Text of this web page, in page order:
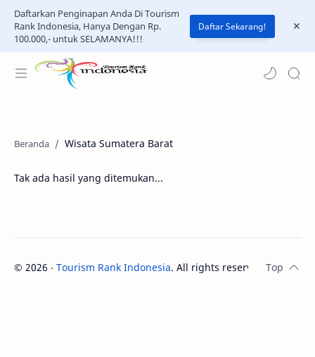
Daftarkan Penginapan Anda Di Tourism
Rank Indonesia, Hanya Dengan Rp.
100.000,- untuk SELAMANYA!!!
Daftar Sekarang!
Wisata Sumatera Barat
Tak ada hasil yang ditemukan...
© 2026 ‧ Tourism Rank Indonesia. All rights reserved.